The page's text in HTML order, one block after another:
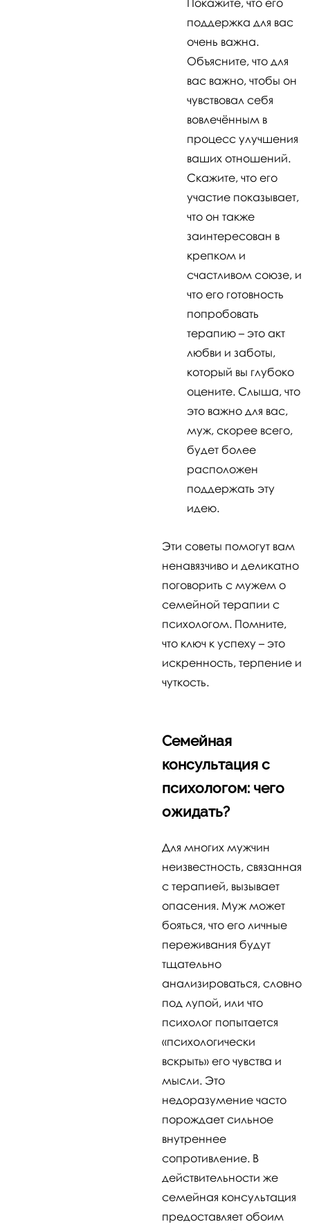
поддержка для вас
очень важна.
Объясните, что для
вас важно, чтобы он
чувствовал себя
вовлечённым в
процесс улучшения
ваших отношений.
Скажите, что его
участие показывает,
что он также
заинтересован в
крепком и
счастливом союзе, и
что его готовность
попробовать
терапию – это акт
любви и заботы,
который вы глубоко
оцените. Слыша, что
это важно для вас,
муж, скорее всего,
будет более
расположен
поддержать эту
идею.
Эти советы помогут вам
ненавязчиво и деликатно
поговорить с мужем о
семейной терапии с
психологом. Помните,
что ключ к успеху – это
искренность, терпение и
чуткость.
Семейная
консультация с
психологом: чего
ожидать?
Для многих мужчин
неизвестность, связанная
с терапией, вызывает
опасения. Муж может
бояться, что его личные
переживания будут
тщательно
анализироваться, словно
под лупой, или что
психолог попытается
«психологически
вскрыть» его чувства и
мысли. Это
недоразумение часто
порождает сильное
внутреннее
сопротивление. В
действительности же
семейная консультация
предоставляет обоим